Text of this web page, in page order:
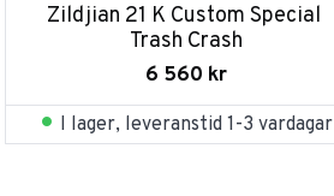
Zildjian 21 K Custom Special
Trash Crash
6 560 kr
I lager, leveranstid 1-3 vardagar